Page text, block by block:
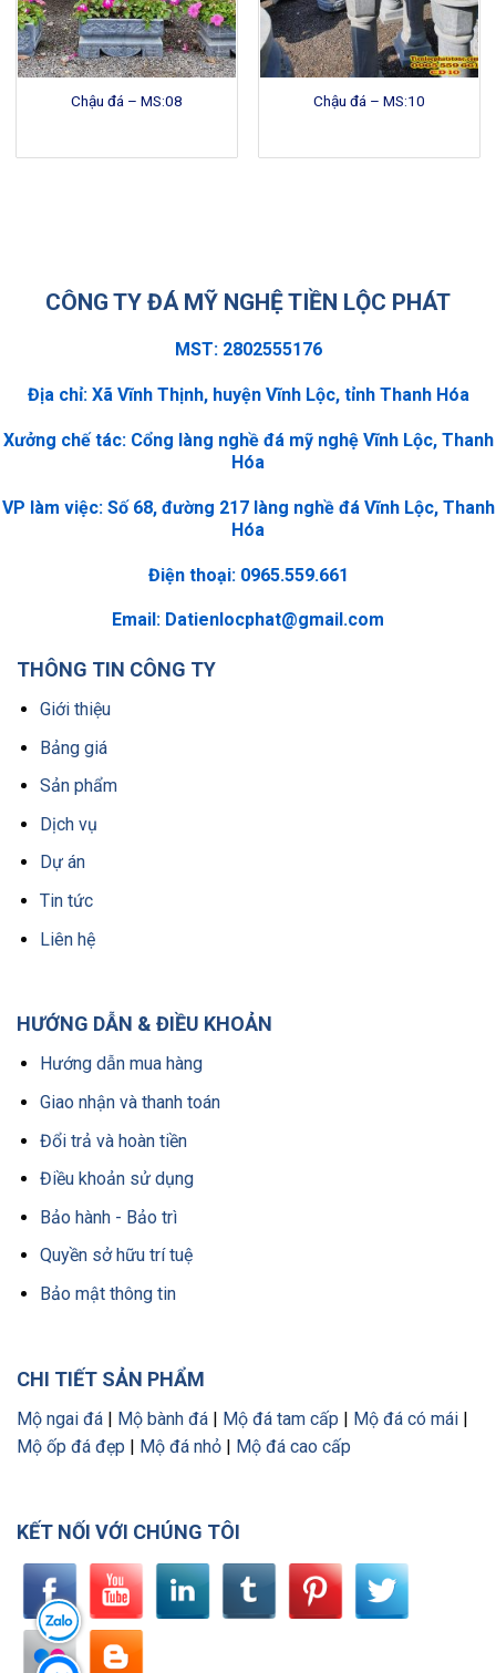
Chậu đá – MS:08 Chậu đá – MS:10
CÔNG TY ĐÁ MỸ NGHỆ TIỀN LỘC PHÁT
MST: 2802555176
Địa chỉ: Xã Vĩnh Thịnh, huyện Vĩnh Lộc, tỉnh Thanh Hóa
Xưởng chế tác: Cổng làng nghề đá mỹ nghệ Vĩnh Lộc, Thanh
Hóa
VP làm việc: Số 68, đường 217 làng nghề đá Vĩnh Lộc, Thanh
Hóa
Điện thoại: 0965.559.661
Email: Datienlocphat@gmail.com
THÔNG TIN CÔNG TY
Giới thiệu
Bảng giá
Sản phẩm
Dịch vụ
Dự án
Tin tức
Liên hệ
HƯỚNG DẪN & ĐIỀU KHOẢN
Hướng dẫn mua hàng
Giao nhận và thanh toán
Đổi trả và hoàn tiền
Điều khoản sử dụng
Bảo hành - Bảo trì
Quyền sở hữu trí tuệ
Bảo mật thông tin
CHI TIẾT SẢN PHẨM
Mộ ngai đá | Mộ bành đá | Mộ đá tam cấp | Mộ đá có mái |
Mộ ốp đá đẹp | Mộ đá nhỏ | Mộ đá cao cấp
KẾT NỐI VỚI CHÚNG TÔI